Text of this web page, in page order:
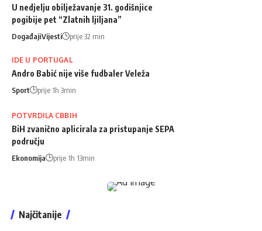
U nedjelju obilježavanje 31. godišnjice
pogibije pet “Zlatnih ljiljana”
DogađajiVijesti prije 32 min
IDE U PORTUGAL
Andro Babić nije više fudbaler Veleža
Sport prije 1h 3min
POTVRDILA CBBIH
BiH zvanično aplicirala za pristupanje SEPA
području
Ekonomija prije 1h 13min
Najčitanije